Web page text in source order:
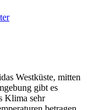
Westküste, mitten
gibt es
Klima sehr